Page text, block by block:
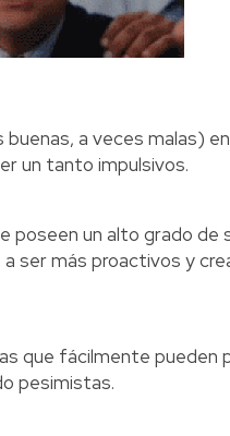
a veces malas)
un tanto impulsivos.
un alto grado de
ser más proactivos y
que fácilmente pueden
pesimistas.